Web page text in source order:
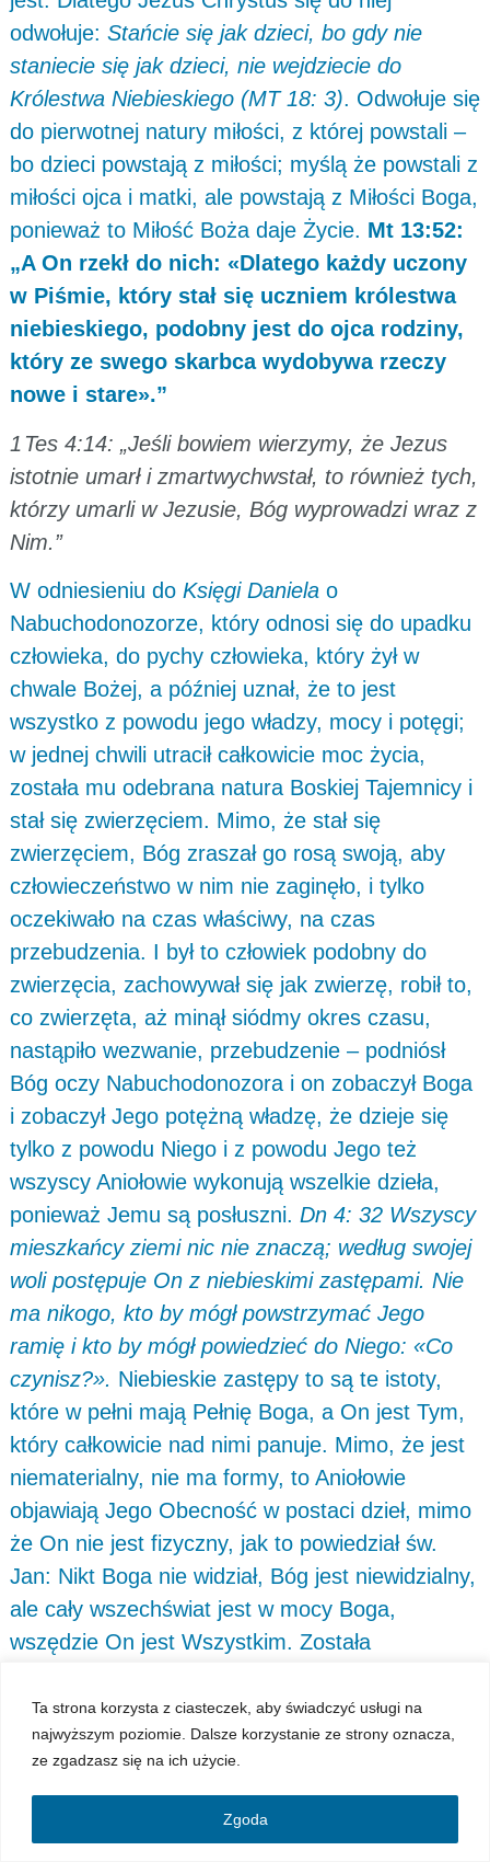
Ta strona korzysta z ciasteczek, aby świadczyć usługi na
najwyższym poziomie. Dalsze korzystanie ze strony oznacza,
ze zgadzasz się na ich użycie.
Zgoda
odwołuje: Stańcie się jak dzieci, bo gdy nie
staniecie się jak dzieci, nie wejdziecie do
Królestwa Niebieskiego (MT 18: 3). Odwołuje się
do pierwotnej natury miłości, z której powstali –
bo dzieci powstają z miłości; myślą że powstali z
miłości ojca i matki, ale powstają z Miłości Boga,
ponieważ to Miłość Boża daje Życie. Mt 13:52:
„A On rzekł do nich: «Dlatego każdy uczony
w Piśmie, który stał się uczniem królestwa
niebieskiego, podobny jest do ojca rodziny,
który ze swego skarbca wydobywa rzeczy
nowe i stare».”
1 Tes 4:14: „Jeśli bowiem wierzymy, że Jezus
istotnie umarł i zmartwychwstał, to również tych,
którzy umarli w Jezusie, Bóg wyprowadzi wraz z
Nim.”
W odniesieniu do Księgi Danielao
Nabuchodonozorze, który odnosi się do upadku
człowieka, do pychy człowieka, który żył w
chwale Bożej, a później uznał, że to jest
wszystko z powodu jego władzy, mocy i potęgi;
w jednej chwili utracił całkowicie moc życia,
została mu odebrana natura Boskiej Tajemnicy i
stał się zwierzęciem. Mimo, że stał się
zwierzęciem, Bóg zraszał go rosą swoją, aby
człowieczeństwo w nim nie zaginęło, i tylko
oczekiwało na czas właściwy, na czas
przebudzenia. I był to człowiek podobny do
zwierzęcia, zachowywał się jak zwierzę, robił to,
co zwierzęta, aż minął siódmy okres czasu,
nastąpiło wezwanie, przebudzenie – podniósł
Bóg oczy Nabuchodonozora i on zobaczył Boga
i zobaczył Jego potężną władzę, że dzieje się
tylko z powodu Niego i z powodu Jego też
wszyscy Aniołowie wykonują wszelkie dzieła,
ponieważ Jemu są posłuszni. Dn 4: 32 Wszyscy
mieszkańcy ziemi nic nie znaczą; według swojej
woli postępuje On z niebieskimi zastępami. Nie
ma nikogo, kto by mógł powstrzymać Jego
ramię i kto by mógł powiedzieć do Niego: «Co
czynisz?». Niebieskie zastępy to są te istoty,
które w pełni mają Pełnię Boga, a On jest Tym,
który całkowicie nad nimi panuje. Mimo, że jest
niematerialny, nie ma formy, to Aniołowie
objawiają Jego Obecność w postaci dzieł, mimo
że On nie jest fizyczny, jak to powiedział św.
Jan: Nikt Boga nie widział, Bóg jest niewidzialny,
ale cały wszechświat jest w mocy Boga,
wszędzie On jest Wszystkim. Została
poddanym przywrócił pamięć o
Nabuchodonozorze i rozkazał, aby go odszukali
– i znaleźli go. To tak, jak Bóg mi powiedział
zagubioną Prawdę, znajdź Tajemnicę, znajdź to